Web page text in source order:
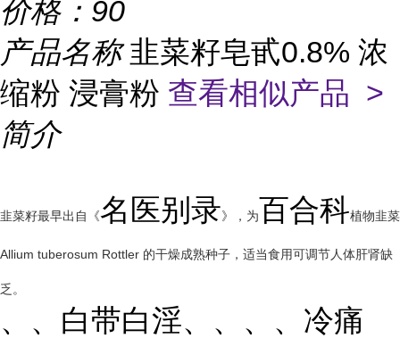
价格： 90
产品名称韭菜籽皂甙0.8% 浓
缩粉 浸膏粉 查看相似产品 >
简介
韭菜籽最早出自《名医别录》，为百合科植物韭菜
Allium tuberosum Rottler 的干燥成熟种子，适当食用可调节人体肝肾缺
乏。
、、白带白淫、、、、冷痛